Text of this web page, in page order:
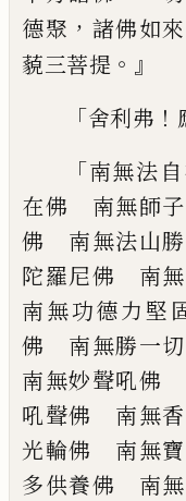
德聚 ， 諸佛如
藐三菩提 。』
「舍利弗 ！
「南無法
在佛 南無師
佛 南無法山
陀羅尼佛 南
南無功德力堅
佛 南無勝一
南無妙聲吼佛
吼聲佛 南無香
光輪佛 南無
多供養佛 南